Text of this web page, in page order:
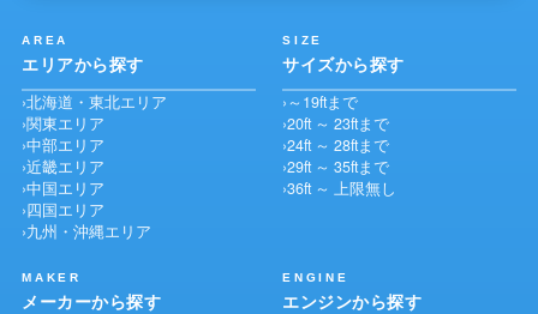
AREA
エリアから探す
北海道・東北エリア
関東エリア
中部エリア
近畿エリア
中国エリア
四国エリア
九州・沖縄エリア
SIZE
サイズから探す
～19ftまで
20ft ～ 23ftまで
24ft ～ 28ftまで
29ft ～ 35ftまで
36ft ～ 上限無し
MAKER
メーカーから探す
ENGINE
エンジンから探す